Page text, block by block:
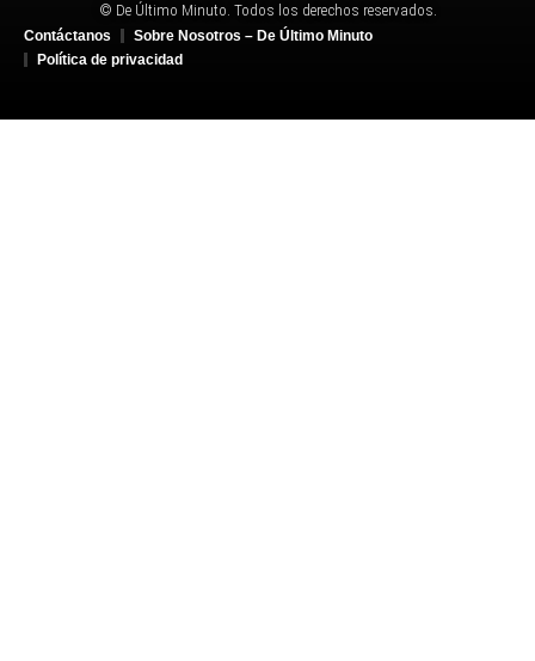
© De Último Minuto. Todos los derechos reservados.
Contáctanos
Sobre Nosotros – De Último Minuto
Política de privacidad